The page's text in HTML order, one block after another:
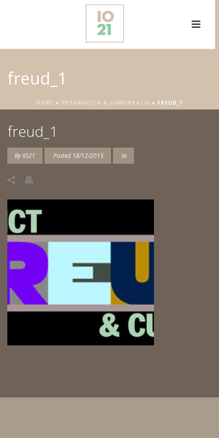
freud_1
HOME » ΨΥΧΑΝΆΛΥΣΗ & ΔΗΜΟΚΡΑΤΊΑ » FREUD_1
freud_1
ByIO21 Posted 18/12/2015 In